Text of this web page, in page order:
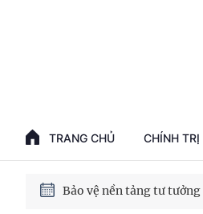
TRANG CHỦ CHÍNH TRỊ
Phát triển kinh tế nhà
Phát triển nhà ở cho